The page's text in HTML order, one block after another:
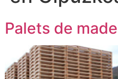
Palets de